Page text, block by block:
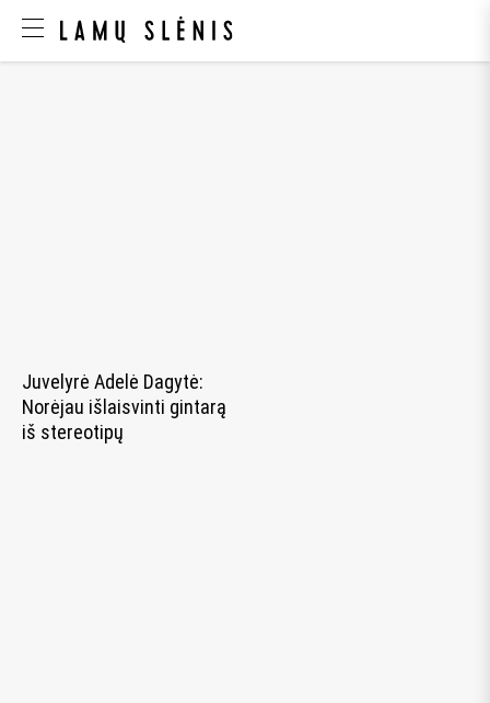
Juvelyrė Adelė Dagytė:
Norėjau išlaisvinti gintarą
iš stereotipų